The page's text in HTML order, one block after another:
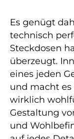
Es genügt
technisch
Steckdosen
überzeugt.
eines jeden
und macht
wirklich
Gestaltung
und